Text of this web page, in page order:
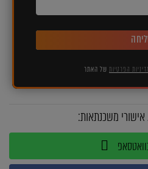
הפרטיות של האתר
משכנתאות: